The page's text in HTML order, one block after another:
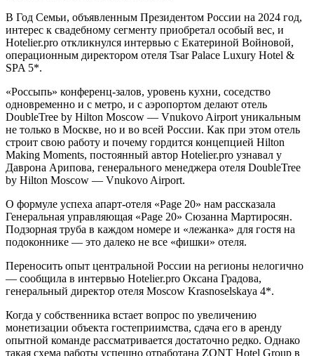
В Год Семьи, объявленным Президентом России на 2024 год,
интерес к свадебному сегменту приобретал особый вес, и
Hotelier.pro откликнулся интервью с Екатериной Войновой,
операционным директором отеля Tsar Palace Luxury Hotel &
SPA 5*.
«Россыпь» конференц-залов, уровень кухни, соседство
одновременно и с метро, и с аэропортом делают отель
DoubleTree by Hilton Moscow — Vnukovo Airport уникальным
не только в Москве, но и во всей России. Как при этом отель
строит свою работу и почему гордится концепцией Hilton
Making Moments, постоянный автор Hotelier.pro узнавал у
Даврона Арипова, генерального менеджера отеля DoubleTree
by Hilton Moscow — Vnukovo Airport.
О формуле успеха апарт-отеля «Page 20» нам рассказала
Генеральная управляющая «Page 20» Сюзанна Мартиросян.
Подзорная труба в каждом номере и «лежанка» для гостя на
подоконнике — это далеко не все «фишки» отеля.
Переносить опыт центральной России на регионы нелогично
— сообщила в интервью Hotelier.pro Оксана Градова,
генеральный директор отеля Moscow Krasnoselskaya 4*.
Когда у собственника встает вопрос по увеличению
монетизации объекта гостеприимства, сдача его в аренду
опытной команде рассматривается достаточно редко. Однако
такая схема работы успешно отработана ZONT Hotel Group в